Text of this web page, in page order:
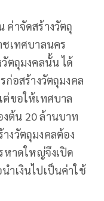
ค่าจัดสร้างวัตถุ
เทศบาลนคร
ตถุมงคลนั้น ได้
ก่อสร้างวัตถุมงคล
ต่ขอให้เทศบาล
ต้น 20 ล้านบาท
งวัตถุมงคลต้อง
หาดใหญ่จึงเปิด
ำเงินไปเป็นค่าใช้